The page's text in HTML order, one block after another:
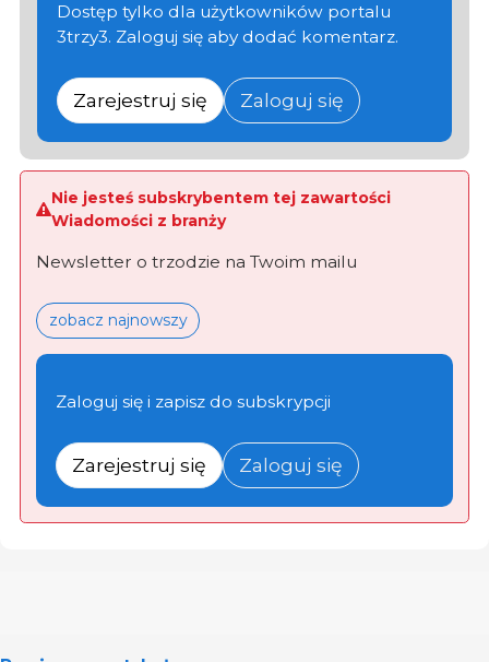
Dostęp tylko dla użytkowników portalu
3trzy3. Zaloguj się aby dodać komentarz.
Zarejestruj się Zaloguj się
Nie jesteś subskrybentem tej zawartości
Wiadomości z branży
Newsletter o trzodzie na Twoim mailu
zobacz najnowszy
Zaloguj się i zapisz do subskrypcji
Zarejestruj się Zaloguj się